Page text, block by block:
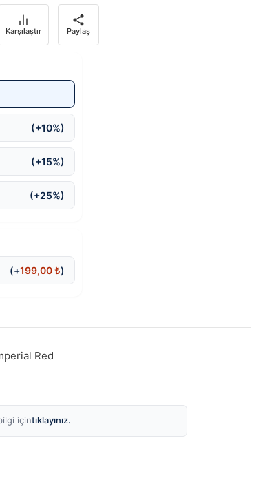
Karşılaştır Paylaş
(+10%)
(+15%)
(+25%)
(+199,00₺)
Red
içintıklayınız.